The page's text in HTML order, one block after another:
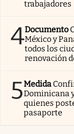
trabajadores
4Documento
México y
todos los
renovación
5Medida
Dominicana
quienes
pasaporte